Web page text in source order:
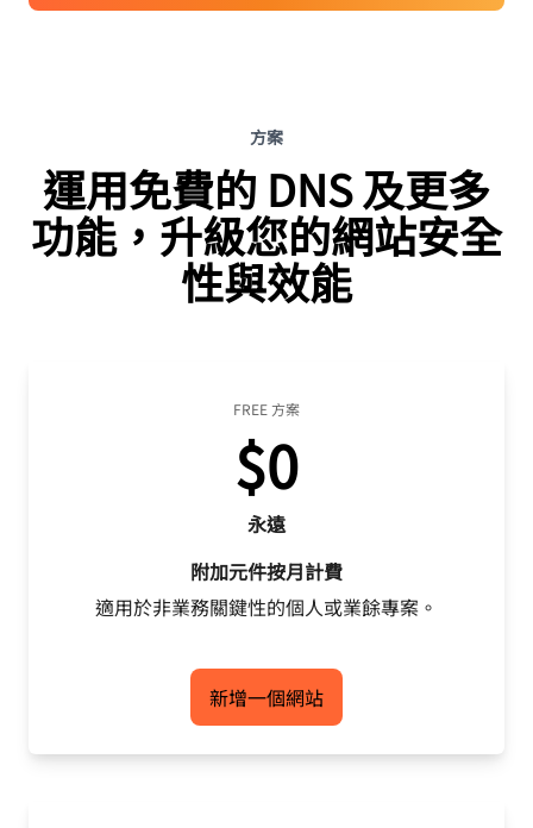
方案
運用免費的 DNS 及更多
功能，升級您的網站安全
性與效能
FREE 方案
$0
永遠
附加元件按月計費
適用於非業務關鍵性的個人或業餘專案。
新增一個網站